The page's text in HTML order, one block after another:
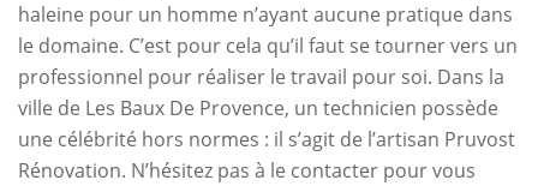
haleine pour un homme n’ayant aucune pratique dans
le domaine. C’est pour cela qu’il faut se tourner vers un
professionnel pour réaliser le travail pour soi. Dans la
ville de Les Baux De Provence, un technicien possède
une célébrité hors normes : il s’agit de l’artisan Pruvost
Rénovation. N’hésitez pas à le contacter pour vous